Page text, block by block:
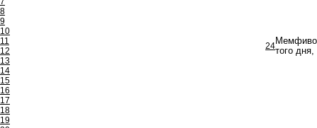
8
9
10
11
12
13
14
15
16
17
18
19
24того